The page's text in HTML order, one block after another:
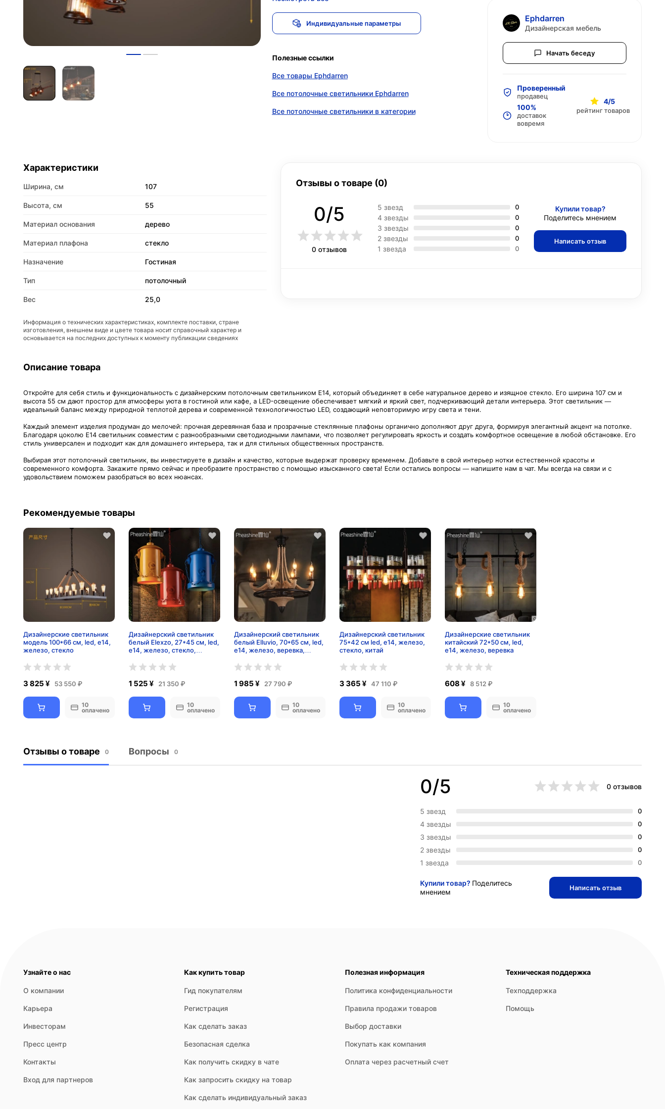
Индивидуальные параметры
Полезные ссылки
Все товары Ephdarren
Все потолочные светильники Ephdarren
Все потолочные светильники в категории
Ephdarren
Дизайнерская мебель
Начать беседу
Проверенный
продавец
100%
доставок
вовремя
4/5
рейтинг товаров
Характеристики
Ширина, см 107
Высота, см 55
Материал основания дерево
Материал плафона стекло
Назначение Гостиная
Тип потолочный
Вес 25,0
Информация о технических характеристиках, комплекте поставки, стране
изготовления, внешнем виде и цвете товара носит справочный характер и
основывается на последних доступных к моменту публикации сведениях
Отзывы о товаре (0)
0/5
0 отзывов
5 звезд 0
4 звезды 0
3 звезды 0
2 звезды 0
1 звезда 0
Купили товар?
Поделитесь мнением
Написать отзыв
Описание товара
Откройте для себя стиль и функциональность с дизайнерским потолочным светильником E14, который объединяет в себе натуральное дерево и изящное стекло. Его ширина 107 см и
высота 55 см дают простор для атмосферы уюта в гостиной или кафе, а LED-освещение обеспечивает мягкий и яркий свет, подчеркивающий детали интерьера. Этот светильник —
идеальный баланс между природной теплотой дерева и современной технологичностью LED, создающий неповторимую игру света и тени.
Каждый элемент изделия продуман до мелочей: прочная деревянная база и прозрачные стеклянные плафоны органично дополняют друг друга, формируя элегантный акцент на потолке.
Благодаря цоколю E14 светильник совместим с разнообразными светодиодными лампами, что позволяет регулировать яркость и создать комфортное освещение в любой обстановке. Его
стиль универсален и подходит как для домашнего интерьера, так и для стильных общественных пространств.
Выбирая этот потолочный светильник, вы инвестируете в дизайн и качество, которые выдержат проверку временем. Добавьте в свой интерьер нотки естественной красоты и
современного комфорта. Закажите прямо сейчас и преобразите пространство с помощью изысканного света! Если остались вопросы — напишите нам в чат. Мы всегда на связи и с
удовольствием поможем разобраться во всех нюансах.
Рекомендуемые товары
Дизайнерские светильник
модель 100*66 см, led, e14,
железо, стекло
3 825 ¥ 53 550 ₽
10
оплачено
Дизайнерский светильник
белый Elexzo, 27*45 см, led,
e14, железо, стекло,
1 525 ¥ 21 350 ₽
10
оплачено
Дизайнерский светильник
белый Elluvio, 70*65 см, led,
e14, железо, веревка,
1 985 ¥ 27 790 ₽
10
оплачено
Дизайнерский светильник
75*42 см led, e14, железо,
стекло, китай
3 365 ¥ 47 110 ₽
10
оплачено
Дизайнерские светильник
китайский 72*50 см, led,
e14, железо, веревка
608 ¥ 8 512 ₽
10
оплачено
Отзывы о товаре 0 Вопросы 0
0/5 0 отзывов
5 звезд 0
4 звезды 0
3 звезды 0
2 звезды 0
1 звезда 0
Купили товар? Поделитесь
мнением
Написать отзыв
Узнайте о нас
О компании
Карьера
Инвесторам
Пресс центр
Контакты
Вход для партнеров
Как купить товар
Гид покупателям
Регистрация
Как сделать заказ
Безопасная сделка
Как получить скидку в чате
Как запросить скидку на товар
Как сделать индивидуальный заказ
Полезная информация
Политика конфиденциальности
Правила продажи товаров
Выбор доставки
Покупать как компания
Оплата через расчетный счет
Техническая поддержка
Техподдержка
Помощь